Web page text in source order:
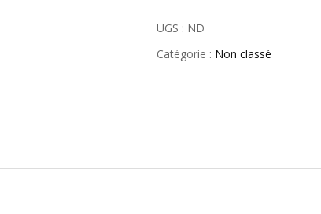
UGS : ND
Catégorie : Non classé